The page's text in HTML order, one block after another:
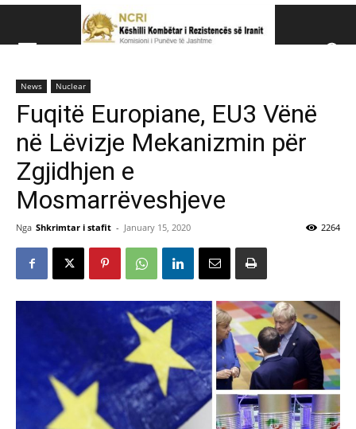
Këshillit Kombëtar të Rezistencës së Iranit (NCRI)
News Nuclear
Fuqitë Europiane, EU3 Vënë
në Lëvizje Mekanizmin për
Zgjidhjen e
Mosmarrëveshjeve
Nga Shkrimtar i stafit - January 15, 2020 2264